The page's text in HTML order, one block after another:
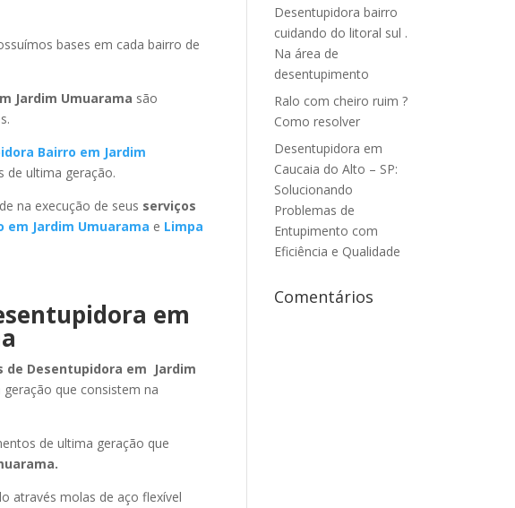
bases em cada bairro de
Jardim Umuarama são
Bairro em Jardim
de ultima geração.
na execução de seus serviços
Jardim Umuarama e Limpa
em
de Desentupidora em Jardim
que consistem na
de ultima geração que
através molas de aço flexível
Desentupidora bairro
cuidando do litoral sul .
Na área de
desentupimento
Ralo com cheiro ruim ?
Como resolver
Desentupidora em
Caucaia do Alto – SP:
Solucionando
Problemas de
Entupimento com
Eficiência e Qualidade
Comentários